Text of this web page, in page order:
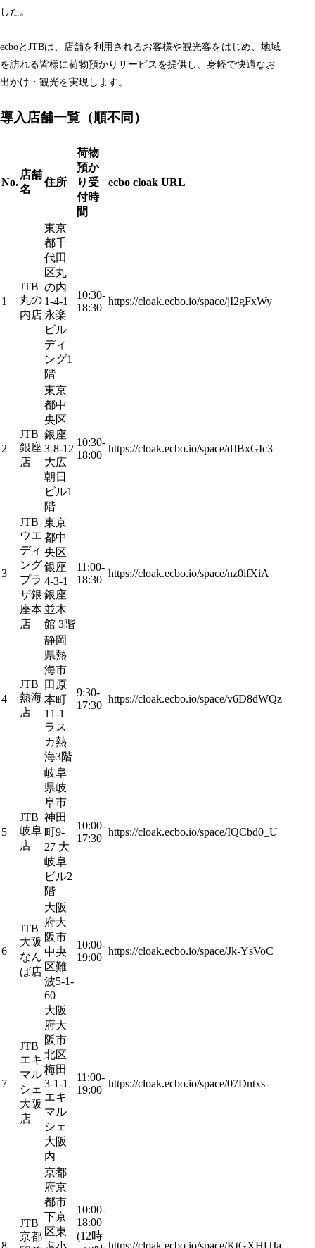
した。
ecboとJTBは、店舗を利用されるお客様や観光客をはじめ、地域
を訪れる皆様に荷物預かりサービスを提供し、身軽で快適なお
出かけ・観光を実現します。
導入店舗一覧（順不同）
No.
店舗
名
住所
荷物
預か
り受
付時
間
ecbo cloak URL
1
JTB
丸の
内店
東京
都千
代田
区丸
の内
1-4-1
永楽
ビル
ディ
ング1
階
10:30-
18:30
https://cloak.ecbo.io/space/jI2gFxWy
2
JTB
銀座
店
東京
都中
央区
銀座
3-8-12
大広
朝日
ビル1
階
10:30-
18:00
https://cloak.ecbo.io/space/dJBxGIc3
3
JTB
ウエ
ディ
ング
プラ
ザ銀
座本
店
東京
都中
央区
銀座
4-3-1
銀座
並木
館 3階
11:00-
18:30
https://cloak.ecbo.io/space/nz0ifXiA
4
JTB
熱海
店
静岡
県熱
海市
田原
本町
11-1
ラス
カ熱
海3階
9:30-
17:30
https://cloak.ecbo.io/space/v6D8dWQz
5
JTB
岐阜
店
岐阜
県岐
阜市
神田
町9-
27 大
岐阜
ビル2
階
10:00-
17:30
https://cloak.ecbo.io/space/IQCbd0_U
6
JTB
大阪
なん
ば店
大阪
府大
阪市
中央
区難
波5-1-
60
10:00-
19:00
https://cloak.ecbo.io/space/Jk-YsVoC
7
JTB
エキ
マル
シェ
大阪
店
大阪
府大
阪市
北区
梅田
3-1-1
エキ
マル
シェ
大阪
内
11:00-
19:00
https://cloak.ecbo.io/space/07Dntxs-
8
JTB
京都
京都
府京
都市
下京
区東
10:00-
18:00
(12時
https://cloak.ecbo.io/space/KtGXHUJa